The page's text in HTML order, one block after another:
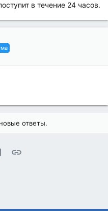
в течение 24 часов.
ответы.
Электронная почта
Ссылка